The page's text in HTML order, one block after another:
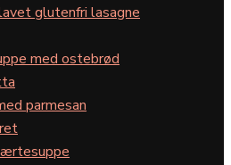
glutenfri lasagne
med ostebrød
parmesan